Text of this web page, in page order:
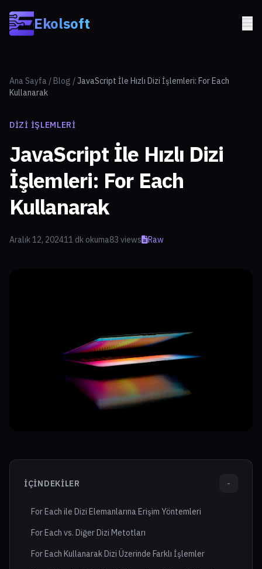
Ekolsoft
Ana Sayfa / Blog /JavaScript İle Hızlı Dizi İşlemleri: For Each
Kullanarak
DIZI İŞLEMLERI
JavaScript İle Hızlı Dizi
İşlemleri: For Each
Kullanarak
Aralık 12, 202411 dk okuma83 views Raw
İÇINDEKILER -
For Each ile Dizi Elemanlarına Erişim Yöntemleri
For Each vs. Diğer Dizi Metotları
For Each Kullanarak Dizi Üzerinde Farklı İşlemler